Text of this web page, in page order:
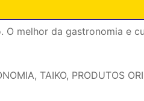
melhor da gastronomia e
TAIKO, PRODUTOS